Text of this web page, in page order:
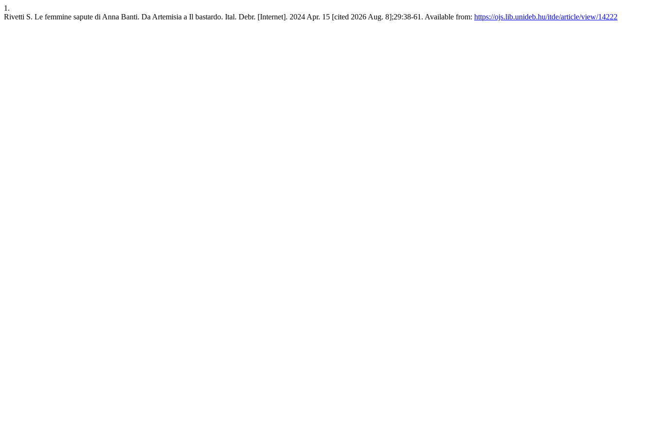
1.
Rivetti S. Le femmine sapute di Anna Banti. Da Artemisia a Il bastardo. Ital. Debr. [Internet]. 2024 Apr. 15 [cited 2026 Aug. 8];29:38-61. Available from: https://ojs.lib.unideb.hu/itde/article/view/14222